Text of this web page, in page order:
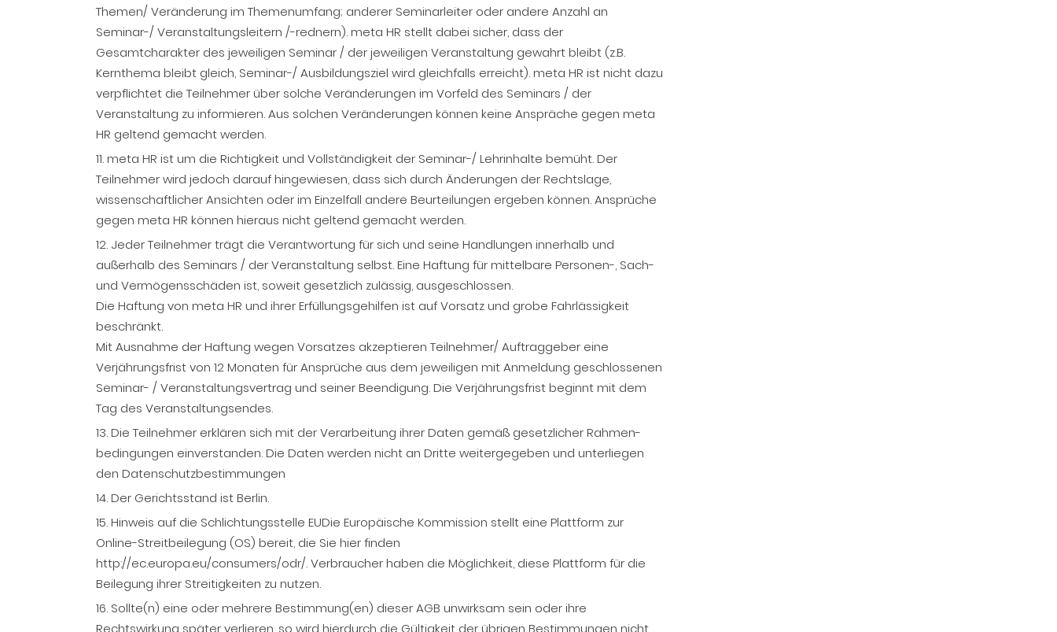
Themen/ Veränderung im Themenumfang; anderer Seminarleiter oder andere Anzahl an
Seminar-/ Veranstaltungsleitern /-rednern). meta HR stellt dabei sicher, dass der
Gesamtcharakter des jeweiligen Seminar / der jeweiligen Veranstaltung gewahrt bleibt (z.B.
Kernthema bleibt gleich, Seminar-/ Ausbildungsziel wird gleichfalls erreicht). meta HR ist nicht dazu
verpflichtet die Teilnehmer über solche Veränderungen im Vorfeld des Seminars / der
Veranstaltung zu informieren. Aus solchen Veränderungen können keine Anspräche gegen meta
HR geltend gemacht werden.
11. meta HR ist um die Richtigkeit und Vollständigkeit der Seminar-/ Lehrinhalte bemüht. Der
Teilnehmer wird jedoch darauf hingewiesen, dass sich durch Änderungen der Rechtslage,
wissenschaftlicher Ansichten oder im Einzelfall andere Beurteilungen ergeben können. Ansprüche
gegen meta HR können hieraus nicht geltend gemacht werden.
12. Jeder Teilnehmer trägt die Verantwortung für sich und seine Handlungen innerhalb und
außerhalb des Seminars / der Veranstaltung selbst. Eine Haftung für mittelbare Personen-, Sach-
und Vermögensschäden ist, soweit gesetzlich zulässig, ausgeschlossen.
Die Haftung von meta HR und ihrer Erfüllungsgehilfen ist auf Vorsatz und grobe Fahrlässigkeit
beschränkt.
Mit Ausnahme der Haftung wegen Vorsatzes akzeptieren Teilnehmer/ Auftraggeber eine
Verjährungsfrist von 12 Monaten für Ansprüche aus dem jeweiligen mit Anmeldung geschlossenen
Seminar- / Veranstaltungsvertrag und seiner Beendigung. Die Verjährungsfrist beginnt mit dem
Tag des Veranstaltungsendes.
13. Die Teilnehmer erklären sich mit der Verarbeitung ihrer Daten gemäß gesetzlicher Rahmen-
bedingungen einverstanden. Die Daten werden nicht an Dritte weitergegeben und unterliegen
den Datenschutzbestimmungen
14. Der Gerichtsstand ist Berlin.
15. Hinweis auf die Schlichtungsstelle EUDie Europäische Kommission stellt eine Plattform zur
Online-Streitbeilegung (OS) bereit, die Sie hier finden
http://ec.europa.eu/consumers/odr/. Verbraucher haben die Möglichkeit, diese Plattform für die
Beilegung ihrer Streitigkeiten zu nutzen.
16. Sollte(n) eine oder mehrere Bestimmung(en) dieser AGB unwirksam sein oder ihre
Rechtswirkung später verlieren, so wird hierdurch die Gültigkeit der übrigen Bestimmungen nicht